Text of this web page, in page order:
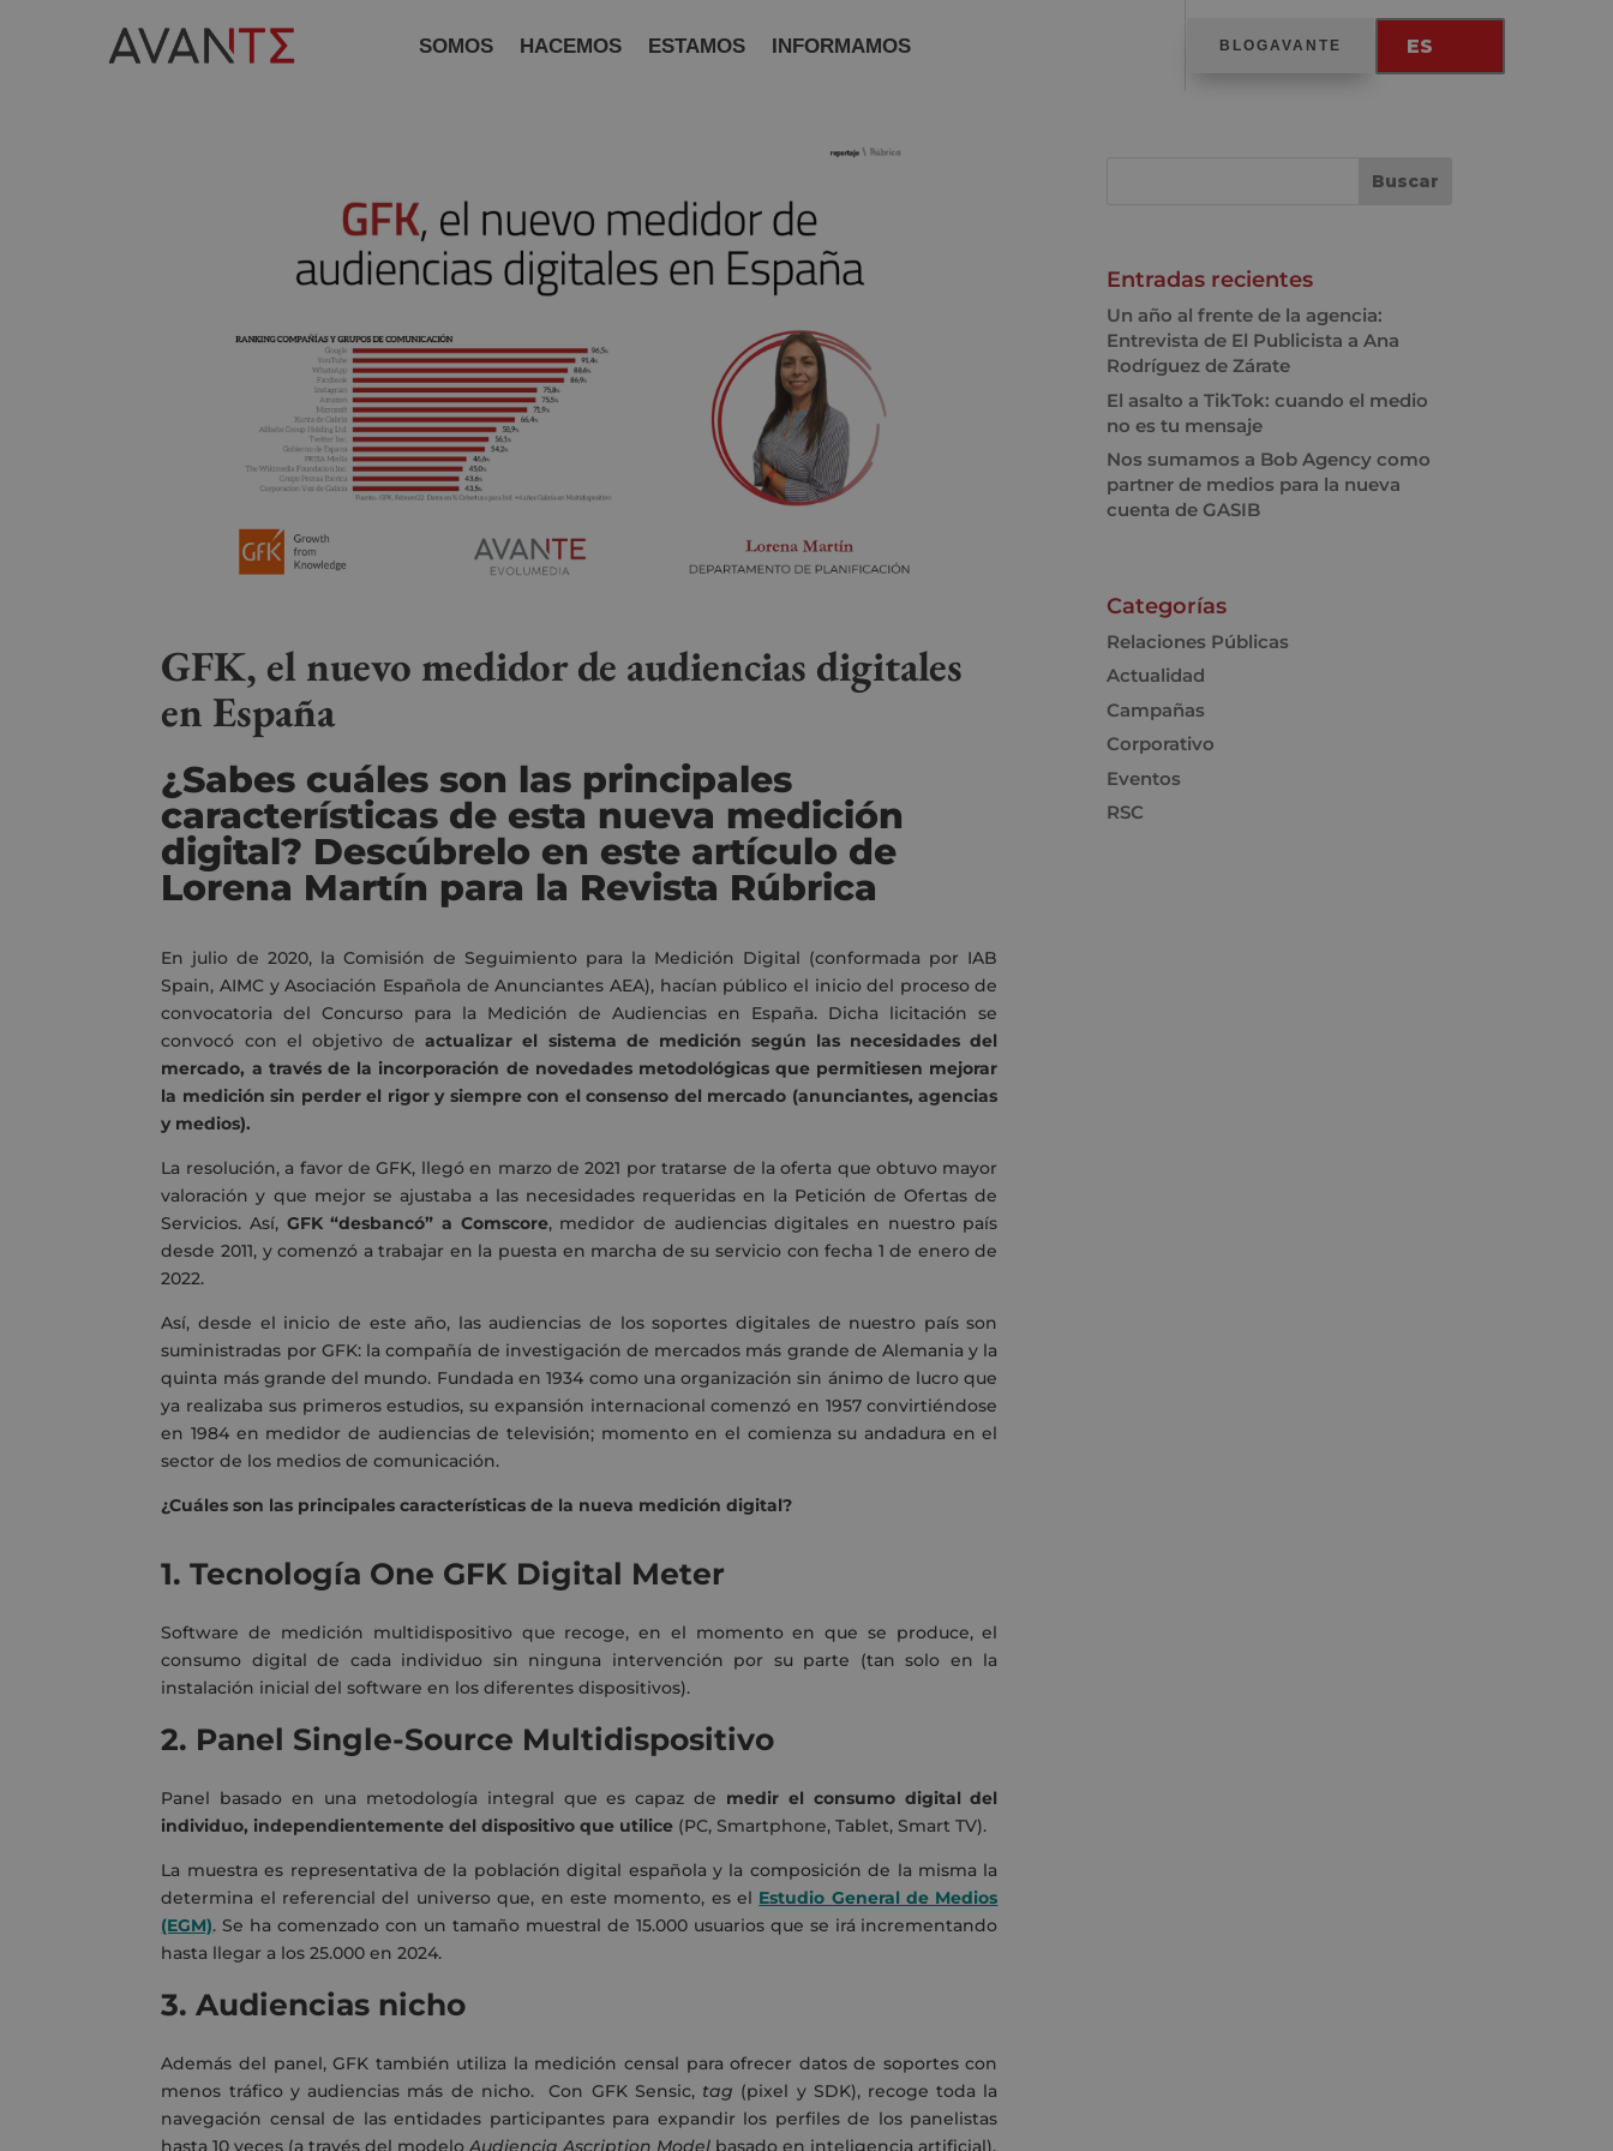
SOMOS HACEMOS ESTAMOS INFORMAMOS BLOGAVANTE ES
GFK, el nuevo medidor de audiencias digitales
en España
¿Sabes cuáles son las principales
características de esta nueva medición
digital? Descúbrelo en este artículo de
Lorena Martín para la Revista Rúbrica
En julio de 2020, la Comisión de Seguimiento para la Medición Digital (conformada por IAB
Spain, AIMC y Asociación Española de Anunciantes AEA), hacían público el inicio del proceso de
convocatoria del Concurso para la Medición de Audiencias en España. Dicha licitación se
convocó con el objetivo deactualizar el sistema de medición según las necesidades del
mercado, a través de la incorporación de novedades metodológicas que permitiesen mejorar
la medición sin perder el rigor y siempre con el consenso del mercado (anunciantes, agencias
y medios).
La resolución, a favor de GFK, llegó en marzo de 2021 por tratarse de la oferta que obtuvo mayor
valoración y que mejor se ajustaba a las necesidades requeridas en la Petición de Ofertas de
Servicios. Así, GFK “desbancó” a Comscore, medidor de audiencias digitales en nuestro país
desde 2011, y comenzó a trabajar en la puesta en marcha de su servicio con fecha 1 de enero de
2022.
Así, desde el inicio de este año, las audiencias de los soportes digitales de nuestro país son
suministradas por GFK: la compañía de investigación de mercados más grande de Alemania y la
quinta más grande del mundo. Fundada en 1934 como una organización sin ánimo de lucro que
ya realizaba sus primeros estudios, su expansión internacional comenzó en 1957 convirtiéndose
en 1984 en medidor de audiencias de televisión; momento en el comienza su andadura en el
sector de los medios de comunicación.
¿Cuáles son las principales características de la nueva medición digital?
1.Tecnología One GFK Digital Meter
Software de medición multidispositivo que recoge, en el momento en que se produce, el
consumo digital de cada individuo sin ninguna intervención por su parte (tan solo en la
instalación inicial del software en los diferentes dispositivos).
2. Panel Single-Source Multidispositivo
Panel basado en una metodología integral que es capaz de medir el consumo digital del
individuo, independientemente del dispositivo que utilice (PC, Smartphone, Tablet, Smart TV).
La muestra es representativa de la población digital española y la composición de la misma la
determina el referencial del universo que, en este momento, es el Estudio General de Medios
(EGM). Se ha comenzado con un tamaño muestral de 15.000 usuarios que se irá incrementando
hasta llegar a los 25.000 en 2024.
3.Audiencias nicho
Además del panel, GFK también utiliza la medición censal para ofrecer datos de soportes con
menos tráfico y audiencias más de nicho. Con GFK Sensic, tag (pixel y SDK), recoge toda la
navegación censal de las entidades participantes para expandir los perfiles de los panelistas
hasta 10 veces (a través del modeloAudiencia Ascription Model basado en inteligencia artificial).
Entradas recientes
Un año al frente de la agencia:
Entrevista de El Publicista a Ana
Rodríguez de Zárate
El asalto a TikTok: cuando el medio
no es tu mensaje
Nos sumamos a Bob Agency como
partner de medios para la nueva
cuenta de GASIB
Categorías
Relaciones Públicas
Actualidad
Campañas
Corporativo
Eventos
RSC